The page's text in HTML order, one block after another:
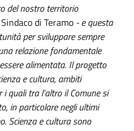
del nostro territorio
di Teramo - e questa
per sviluppare sempre
relazione fondamentale
alimentata. Il progetto
e cultura, ambiti
quali tra l’altro il Comune si
in particolare negli ultimi
Scienza e cultura sono